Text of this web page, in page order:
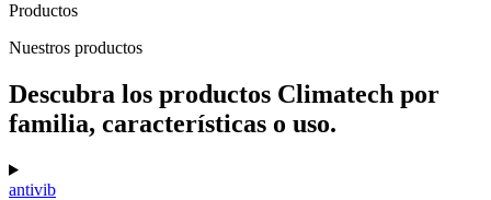
Productos
Noticias
ES
Productos
Nuestros productos
Descubra los productos Climatech por
familia, características o uso.
antivib